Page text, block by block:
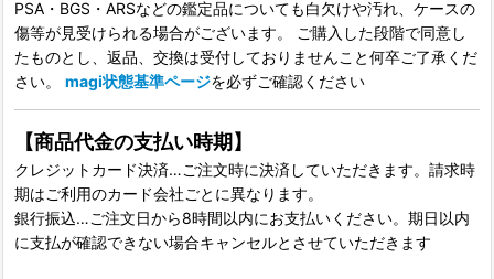
PSA・BGS・ARSなどの鑑定品についても白欠けや汚れ、ケースの
傷等が見受けられる場合がございます。 ご購入した段階で同意し
たものとし、返品、交換は受付しておりませんこと何卒ご了承くだ
さい。 magi状態基準ページを必ずご確認ください
【商品代金の支払い時期】
クレジットカード決済…ご注文時に決済していただきます。請求時
期はご利用のカード会社ごとに異なります。
銀行振込…ご注文日から8時間以内にお支払いください。期日以内
に支払が確認できない場合キャンセルとさせていただきます